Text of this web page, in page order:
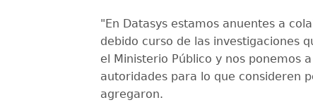
"En Datasys estamos anuentes a
debido curso de las investigaciones
el Ministerio Público y nos ponemos
autoridades para lo que consideren
agregaron.